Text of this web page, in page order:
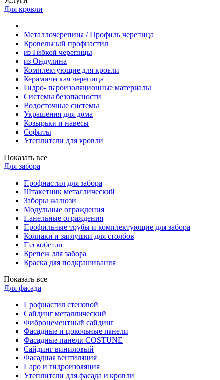
Для кровли
Металлочерепица / Профиль черепица
Кровельный профнастил
из Гибкой черепицы
из Ондулина
Комплектующие для кровли
Керамическая черепица
Гидро- пароизоляционные материалы
Системы безопасности
Водосточные системы
Украшения для дома
Козырьки и навесы
Софиты
Утеплители для кровли
Показать все
Для забора
Профнастил для забора
Штакетник металлический
Заборы жалюзи
Модульные ограждения
Панельные ограждения
Профильные трубы и комплектующие для забора
Колпаки и заглушки для столбов
Пескобетон
Крепеж для забора
Краска для подкрашивания
Показать все
Для фасада
Профнастил стеновой
Сайдинг металлический
Фиброцементный сайдинг
Фасадные и цокольные панели
Фасадные панели COSTUNE
Сайдинг виниловый
Фасадная вентиляция
Паро и гидроизоляция
Утеплители для фасада и кровли